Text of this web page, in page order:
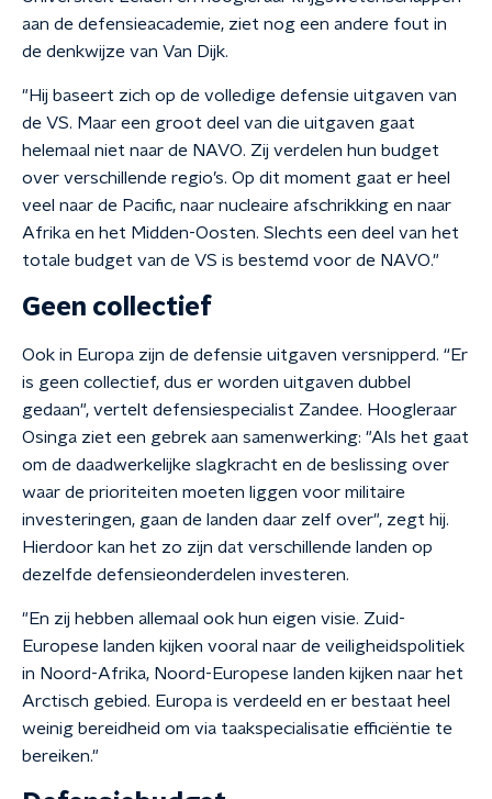
aan de defensieacademie, ziet nog een andere fout in
de denkwijze van Van Dijk.
"Hij baseert zich op de volledige defensie uitgaven van
de VS. Maar een groot deel van die uitgaven gaat
helemaal niet naar de NAVO. Zij verdelen hun budget
over verschillende regio’s. Op dit moment gaat er heel
veel naar de Pacific, naar nucleaire afschrikking en naar
Afrika en het Midden-Oosten. Slechts een deel van het
totale budget van de VS is bestemd voor de NAVO."
Geen collectief
Ook in Europa zijn de defensie uitgaven versnipperd. “Er
is geen collectief, dus er worden uitgaven dubbel
gedaan", vertelt defensiespecialist Zandee. Hoogleraar
Osinga ziet een gebrek aan samenwerking: "Als het gaat
om de daadwerkelijke slagkracht en de beslissing over
waar de prioriteiten moeten liggen voor militaire
investeringen, gaan de landen daar zelf over", zegt hij.
Hierdoor kan het zo zijn dat verschillende landen op
dezelfde defensieonderdelen investeren.
"En zij hebben allemaal ook hun eigen visie. Zuid-
Europese landen kijken vooral naar de veiligheidspolitiek
in Noord-Afrika, Noord-Europese landen kijken naar het
Arctisch gebied. Europa is verdeeld en er bestaat heel
weinig bereidheid om via taakspecialisatie efficiëntie te
bereiken."